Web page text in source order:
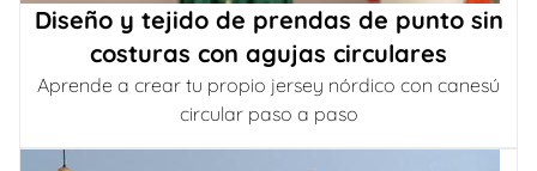
Diseño y tejido de prendas de punto sin
costuras con agujas circulares
Aprende a crear tu propio jersey nórdico con canesú
circular paso a paso